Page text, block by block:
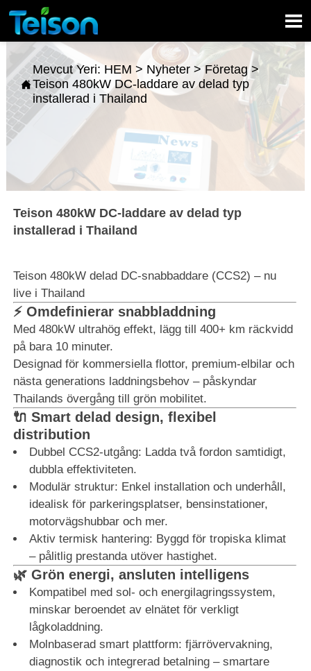


Mevcut Yeri: HEM > Nyheter> Företag>
Teison 480kW DC-laddare av delad typ
installerad i Thailand
Teison 480kW DC-laddare av delad typ
installerad i Thailand
Teison 480kW delad DC-snabbaddare (CCS2) – nu
live i Thailand
⚡ Omdefinierar snabbladdning
Med 480kW ultrahög effekt, lägg till 400+ km räckvidd
på bara 10 minuter.
Designad för kommersiella flottor, premium-elbilar och
nästa generations laddningsbehov – påskyndar
Thailands övergång till grön mobilitet.
🔌 Smart delad design, flexibel
distribution
Dubbel CCS2-utgång: Ladda två fordon samtidigt,
dubbla effektiviteten.
Modulär struktur: Enkel installation och underhåll,
idealisk för parkeringsplatser, bensinstationer,
motorvägshubbar och mer.
Aktiv termisk hantering: Byggd för tropiska klimat
– pålitlig prestanda utöver hastighet.
🌿 Grön energi, ansluten intelligens
Kompatibel med sol- och energilagringssystem,
minskar beroendet av elnätet för verkligt
lågkoladdning.
Molnbaserad smart plattform: fjärrövervakning,
diagnostik och integrerad betalning – smartare